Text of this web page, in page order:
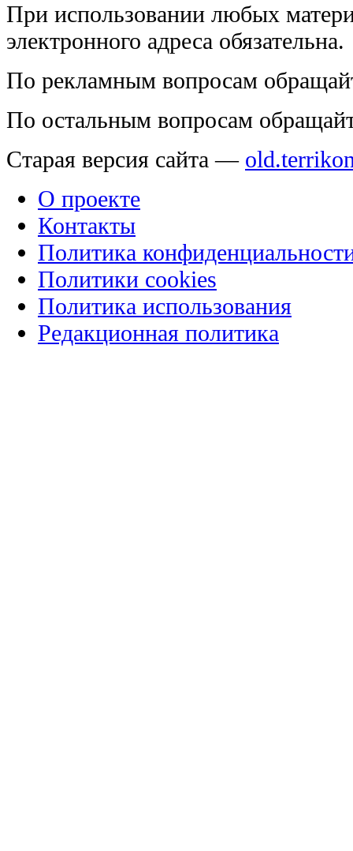
При использовании любых
электронного адреса обязательна.
По рекламным вопросам
По остальным вопросам
Старая версия сайта —
О проекте
Контакты
Политика
Политики cookies
Политика использования
Редакционная политика